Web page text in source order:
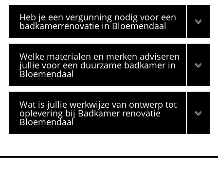
Heb je een vergunning nodig voor een
badkamerrenovatie in Bloemendaal
Welke materialen en merken adviseren
jullie voor een duurzame badkamer in
Bloemendaal
Wat is jullie werkwijze van ontwerp tot
oplevering bij Badkamer renovatie
Bloemendaal